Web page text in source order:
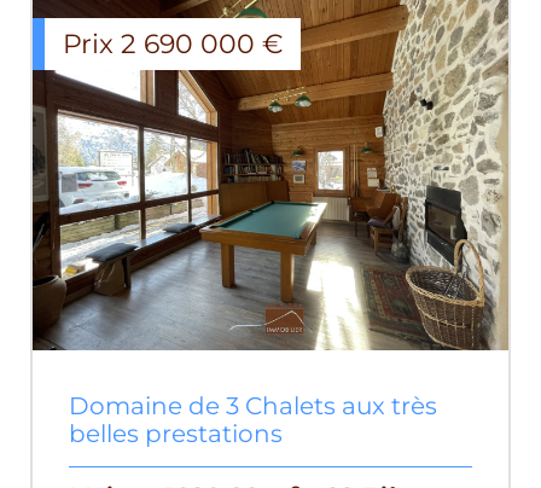
Prix 2 690 000 €
Domaine de 3 Chalets aux très
belles prestations